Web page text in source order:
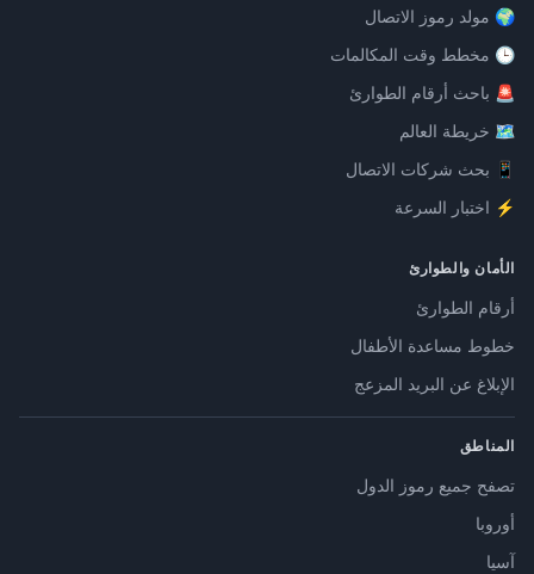
🌍 مولد رموز الاتصال
🕒 مخطط وقت المكالمات
🚨 باحث أرقام الطوارئ
🗺️ خريطة العالم
📱 بحث شركات الاتصال
⚡ اختبار السرعة
الأمان والطوارئ
أرقام الطوارئ
خطوط مساعدة الأطفال
الإبلاغ عن البريد المزعج
المناطق
تصفح جميع رموز الدول
أوروبا
آسيا